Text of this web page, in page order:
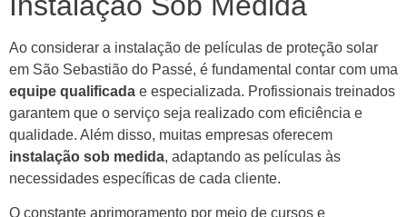
Ao considerar a instalação de películas de proteção solar
em São Sebastião do Passé, é fundamental contar com uma
equipe qualificada e especializada. Profissionais treinados
garantem que o serviço seja realizado com eficiência e
qualidade. Além disso, muitas empresas oferecem
instalação sob medida, adaptando as películas às
necessidades específicas de cada cliente.
O constante aprimoramento por meio de cursos e